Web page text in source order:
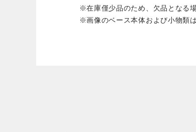
※在庫僅少品のため、欠品となる
※画像のベース本体および小物類